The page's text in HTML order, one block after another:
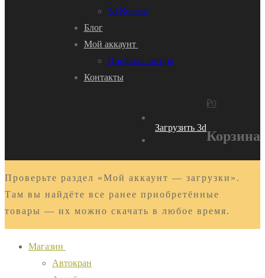
3d Колеса
Блог
Мой аккаунт
Профиль автора
Контакты
Загрузить 3d
₽0
Корзина
Проверьте раздел «Мой аккаунт — загрузки».
Там вы найдёте все ранее приобретённые
товары — их можно скачать в любое время.
Магазин
Автокран